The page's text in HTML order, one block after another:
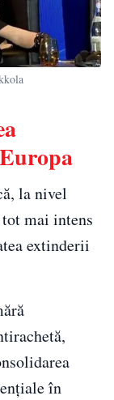
la nivel
mai intens
extinderii
în